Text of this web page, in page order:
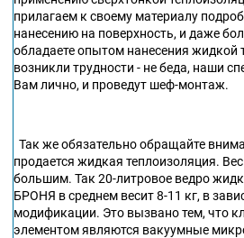
прилагаем к своему материалу
нанесению на поверхность, и даже
обладаете опытом нанесения жидкой
возникли трудности - не беда, наши
Вам лично, и проведут шеф-монтаж.
Так же обязательно обращайте
продается жидкая теплоизоляция.
большим. Так 20-литровое ведро
БРОНЯ в среднем весит 8-11 кг, в
модификации. Это вызвано тем, что
элементом являются вакуумные